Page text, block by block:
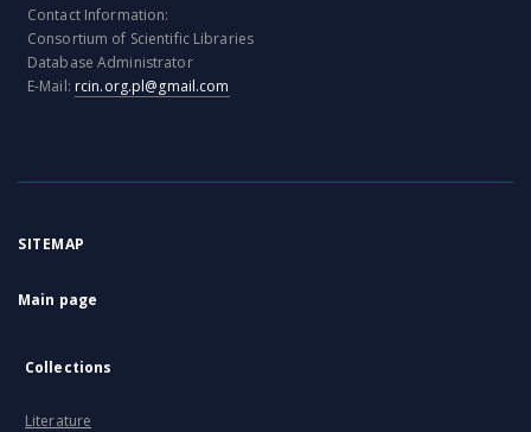
Contact Information:
Consortium of Scientific Libraries
Database Administrator
E-Mail: rcin.org.pl@gmail.com
SITEMAP
Main page
Collections
Literature